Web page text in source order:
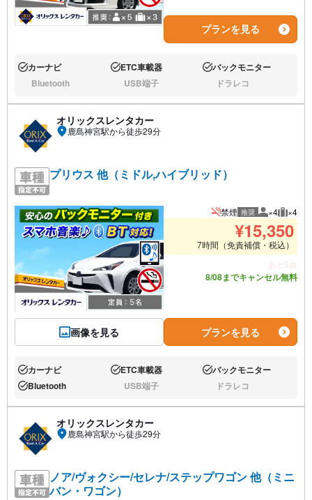
プランを見る
あり:カーナビ あり:ETC車載器 あり:バックモニター
なし:Bluetooth なし:USB端子 なし:ドラレコ
オリックスレンタカー
鹿島神宮駅から徒歩29分
プリウス 他（ミドル,ハイブリッド）
画像を見る
禁煙 推奨 推奨人数
×4 推奨
×4
¥15,350
7時間（免責補償・税込）
8/08までキャンセル無料
プランを見る
あり:カーナビ あり:ETC車載器 あり:バックモニター
あり:Bluetooth なし:USB端子 なし:ドラレコ
オリックスレンタカー
鹿島神宮駅から徒歩29分
ノア/ヴォクシー/セレナ/ステップワゴン 他（ミニ
バン・ワゴン）